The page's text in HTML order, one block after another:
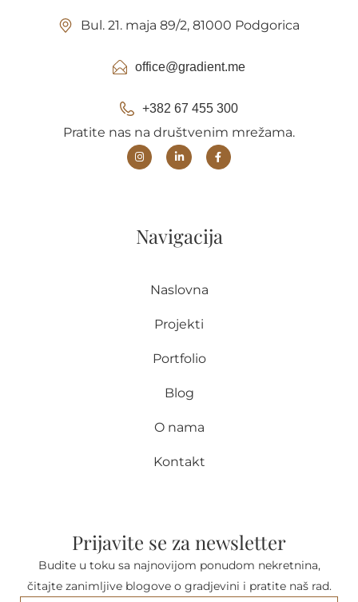
Bul. 21. maja 89/2, 81000 Podgorica
office@gradient.me
+382 67 455 300
Pratite nas na društvenim mrežama.
Navigacija
Naslovna
Projekti
Portfolio
Blog
O nama
Kontakt
Prijavite se za newsletter
Budite u toku sa najnovijom ponudom nekretnina,
čitajte zanimljive blogove o gradjevini i pratite naš rad.